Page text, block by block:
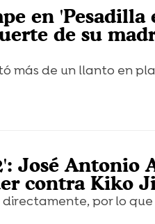
en 'Pesadilla
de su
más de un llanto en
José Antonio
contra Kiko
por lo que